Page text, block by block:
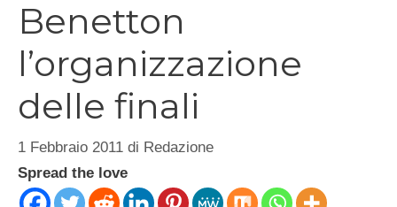
Benetton
l’organizzazione
delle finali
1 Febbraio 2011 di Redazione
Spread the love